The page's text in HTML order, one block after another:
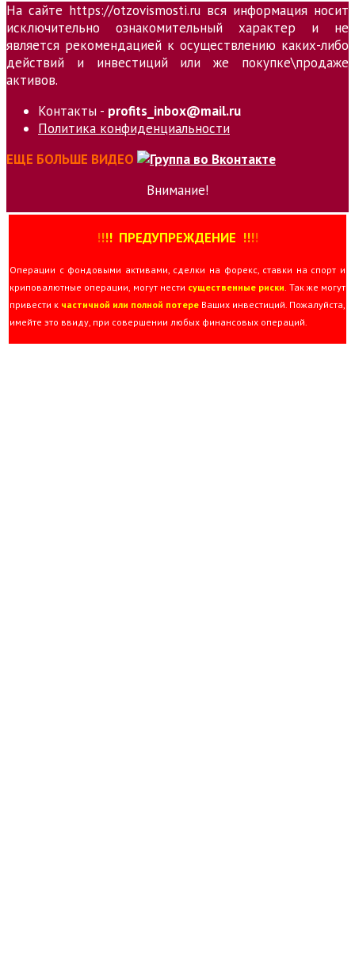
На сайте https://otzovismosti.ru вся информация носит
исключительно ознакомительный характер и не
является рекомендацией к осуществлению каких-либо
действий и инвестиций или же покупке\продаже
активов.
Контакты - profits_inbox@mail.ru
Политика конфиденциальности
ЕЩЕ БОЛЬШЕ ВИДЕО
Внимание!
!!!! ПРЕДУПРЕЖДЕНИЕ !!!!
Операции с фондовыми активами, сделки на форекс, ставки на спорт и
криповалютные операции, могут нести существенные риски. Так же могут
привести к частичной или полной потере Ваших инвестиций. Пожалуйста,
имейте это ввиду, при совершении любых финансовых операций.